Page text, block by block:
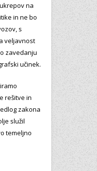
na
in ne bo
s
veljavnost
zavedanju
učinek.
rešitve in
zakona
služil
temeljno